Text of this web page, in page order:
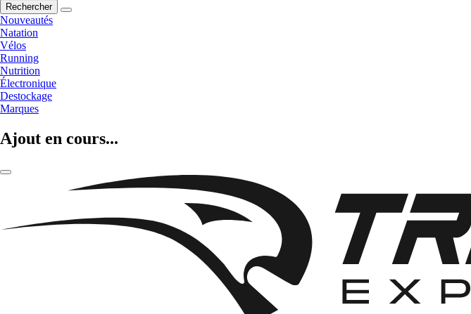
Rechercher
Nouveautés
Natation
Vélos
Running
Nutrition
Électronique
Destockage
Marques
Ajout en cours...